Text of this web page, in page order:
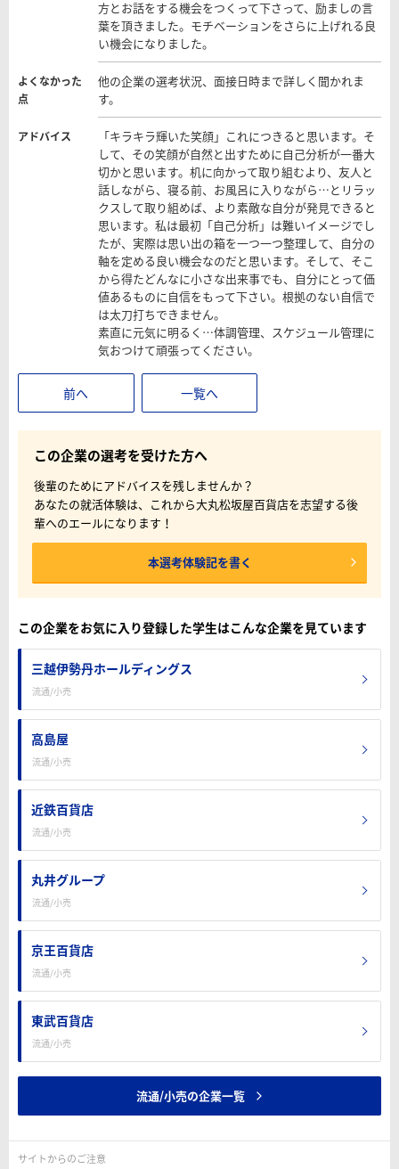
方とお話をする機会をつくって下さって、励ましの言
葉を頂きました。モチベーションをさらに上げれる良
い機会になりました。
よくなかった
点
他の企業の選考状況、面接日時まで詳しく聞かれま
す。
アドバイス
「キラキラ輝いた笑顔」これにつきると思います。そ
して、その笑顔が自然と出すために自己分析が一番大
切かと思います。机に向かって取り組むより、友人と
話しながら、寝る前、お風呂に入りながら…とリラッ
クスして取り組めば、より素敵な自分が発見できると
思います。私は最初「自己分析」は難いイメージでし
たが、実際は思い出の箱を一つ一つ整理して、自分の
軸を定める良い機会なのだと思います。そして、そこ
から得たどんなに小さな出来事でも、自分にとって価
値あるものに自信をもって下さい。根拠のない自信で
は太刀打ちできません。
素直に元気に明るく…体調管理、スケジュール管理に
気おつけて頑張ってください。
前へ 一覧へ
この企業の選考を受けた方へ
後輩のためにアドバイスを残しませんか？
あなたの就活体験は、これから大丸松坂屋百貨店を志望する後
輩へのエールになります！
本選考体験記を書く
この企業をお気に入り登録した学生はこんな企業を見ています
三越伊勢丹ホールディングス
流通/小売
高島屋
流通/小売
近鉄百貨店
流通/小売
丸井グループ
流通/小売
京王百貨店
流通/小売
東武百貨店
流通/小売
流通/小売の企業一覧
サイトからのご注意